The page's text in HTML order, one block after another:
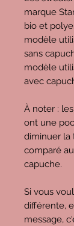
marque
bio et
modèle
sans
modèle
avec
À noter :
ont une
diminuer la
comparé
capuche.
Si vous
différente,
message,